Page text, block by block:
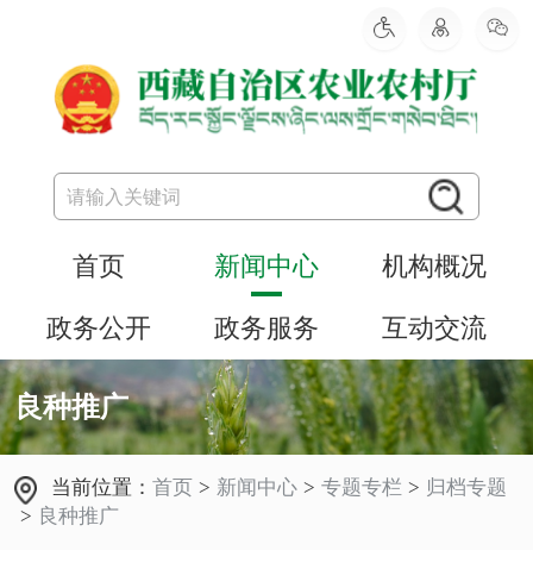
首页 新闻中心 机构概况
政务公开 政务服务 互动交流
良种推广
当前位置：首页 > 新闻中心 > 专题专栏 > 归档专题
> 良种推广